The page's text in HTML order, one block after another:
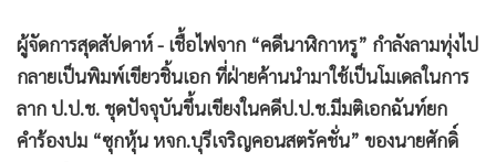
• จีน
• ชุมชน-คุณภาพชีวิต
• อาชญากรรม
• Motoring